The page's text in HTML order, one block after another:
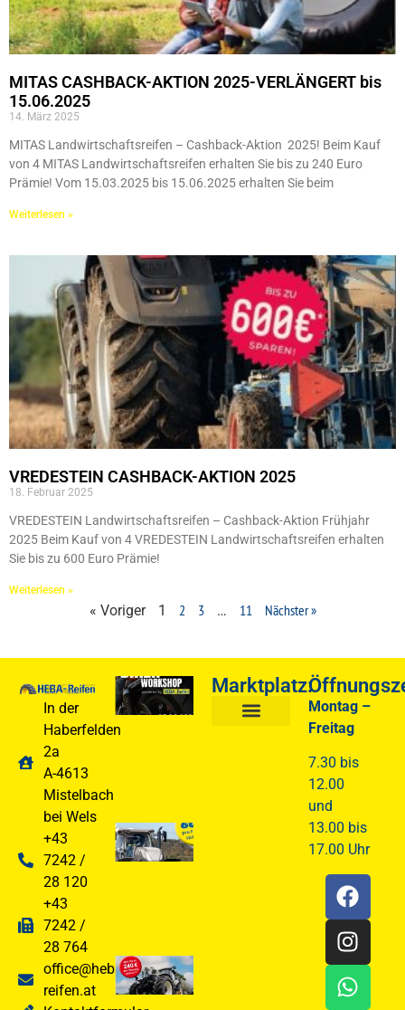
MITAS CASHBACK-AKTION 2025-VERLÄNGERT bis
15.06.2025
14. März 2025
MITAS Landwirtschaftsreifen – Cashback-Aktion 2025! Beim Kauf
von 4 MITAS Landwirtschaftsreifen erhalten Sie bis zu 240 Euro
Prämie! Vom 15.03.2025 bis 15.06.2025 erhalten Sie beim
Weiterlesen »
VREDESTEIN CASHBACK-AKTION 2025
18. Februar 2025
VREDESTEIN Landwirtschaftsreifen – Cashback-Aktion Frühjahr
2025 Beim Kauf von 4 VREDESTEIN Landwirtschaftsreifen erhalten
Sie bis zu 600 Euro Prämie!
Weiterlesen »
« Voriger 1 2 3 … 11 Nächster »
In der
Haberfelden
2a
A-4613
Mistelbach
bei Wels
+43
7242 /
28 120
+43
7242 /
28 764
office@heba-
reifen.at
Biker
Workshop
07.03.2026
Marktplatz:
Montag –
Freitag
7.30 bis
12.00
und
13.00 bis
17.00 Uhr